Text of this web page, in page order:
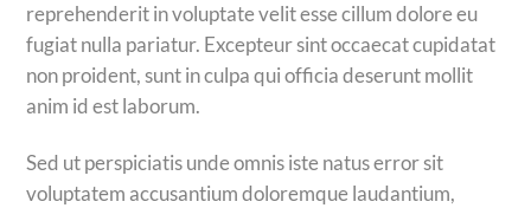
reprehenderit in voluptate velit esse cillum dolore eu
fugiat nulla pariatur. Excepteur sint occaecat cupidatat
non proident, sunt in culpa qui officia deserunt mollit
anim id est laborum.
Sed ut perspiciatis unde omnis iste natus error sit
voluptatem accusantium doloremque laudantium,